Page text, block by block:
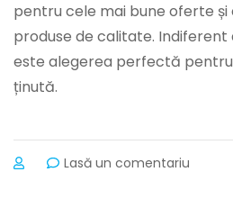
pentru cele mai bune oferte
produse de calitate. Indiferent
este alegerea perfectă
ținută.
Lasă un comentariu